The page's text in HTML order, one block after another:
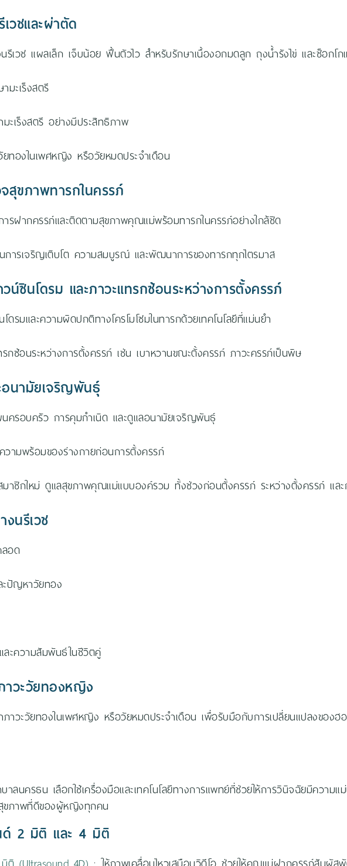
วชและผ่าตัด
เวช แผลเล็ก เจ็บน้อย ฟื้นตัวไว สำหรับรักษาเนื้องอกมดลูก ถุงน้ำรังไข่ และช็อกโ
มะเร็งสตรี
มะเร็งสตรี อย่างมีประสิทธิภาพ
ยทองในเพศหญิง หรือวัยหมดประจำเดือน
สุขภาพทารกในครรภ์
รฝากครรภ์และติดตามสุขภาพคุณแม่พร้อมทารกในครรภ์อย่างใกล้ชิด
การเจริญเติบโต ความสมบูรณ์ และพัฒนาการของทารกทุกไตรมาส
น์ซินโดรม และภาวะแทรกซ้อนระหว่างการตั้งครรภ์
รมและความผิดปกติทางโครโมโซมในทารกด้วยเทคโนโลยีที่แม่นยำ
รกซ้อนระหว่างการตั้งครรภ์ เช่น เบาหวานขณะตั้งครรภ์ ภาวะครรภ์เป็นพิษ
นามัยเจริญพันธุ์
ครอบครัว การคุมกำเนิด และดูแลอนามัยเจริญพันธุ์
วามพร้อมของร่างกายก่อนการตั้งครรภ์
าชิกใหม่ ดูแลสุขภาพคุณแม่แบบองค์รวม ทั้งช่วงก่อนตั้งครรภ์ ระหว่างตั้งครรภ์ แล
นรีเวช
อด
ปัญหาวัยทอง
ะความสัมพันธ์ในชีวิตคู่
าวะวัยทองหญิง
าวะวัยทองในเพศหญิง หรือวัยหมดประจำเดือน เพื่อรับมือกับการเปลี่ยนแปลงของฮ
ลนครธน เลือกใช้เครื่องมือและเทคโนโลยีทางการแพทย์ที่ช่วยให้การวินิจฉัยมีความ
ขภาพที่ดีของผู้หญิงทุกคน
ด์ 2 มิติ และ 4 มิติ